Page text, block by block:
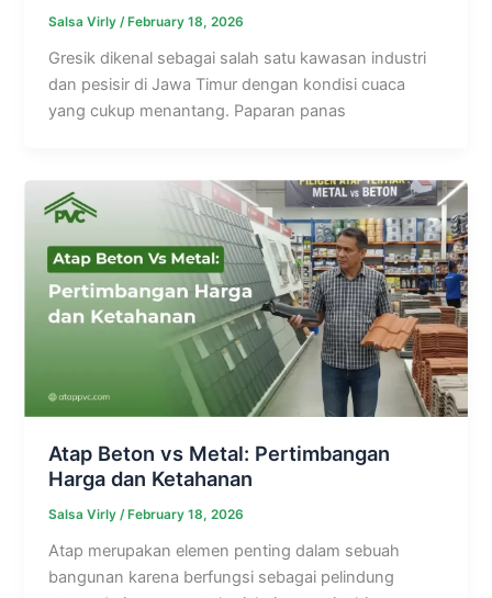
Salsa Virly/ February 18, 2026
Gresik dikenal sebagai salah satu kawasan industri
dan pesisir di Jawa Timur dengan kondisi cuaca
yang cukup menantang. Paparan panas
Atap Beton vs Metal: Pertimbangan
Harga dan Ketahanan
Salsa Virly/ February 18, 2026
Atap merupakan elemen penting dalam sebuah
bangunan karena berfungsi sebagai pelindung